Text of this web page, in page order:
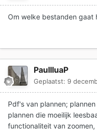
Om welke bestanden gaat
PaullluaP
Geplaatst: 9
Pdf's van plannen;
plannen die moeilijk
functionaliteit van